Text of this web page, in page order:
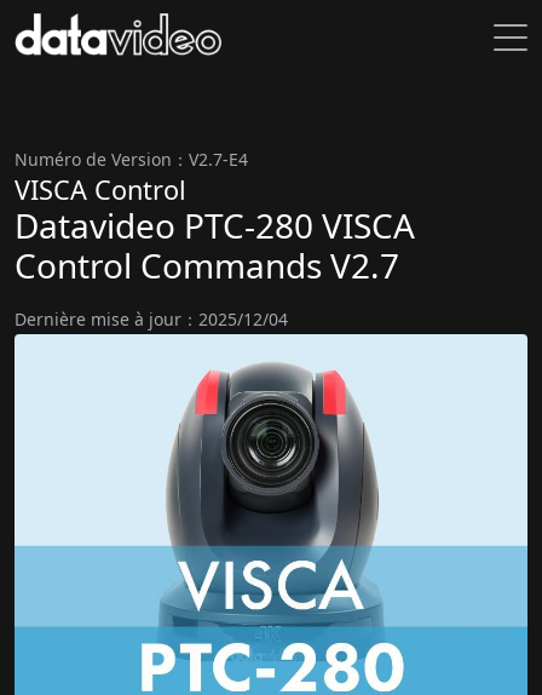
Numéro de Version：V2.7-E4
VISCA Control
Datavideo PTC-280 VISCA
Control Commands V2.7
Dernière mise à jour：2025/12/04